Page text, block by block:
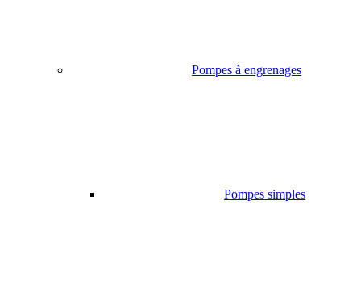
Pompes à engrenages
Pompes simples